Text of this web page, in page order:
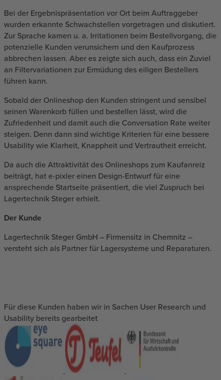
Bei der Ergebnispräsentation vor Ort beim Auftraggeber
wurden erkannte Schwachstellen vorgetragen und diskutiert.
Zur Sprache kamen u. a. Irritationen beim Bestellvorgang, die
potenzielle Kunden verunsichern und den Kaufprozess
abbrechen lassen. Aber es zeigte sich auch, dass ein Zuviel
an Filtervariationen zur Ermüdung des eiligen Bestellers
führen kann.
Sobald der Onlineshop den Kunden stringent und sensibel
seinen Warenkorb füllen und bestellen lässt, wird die
Zufriedenheit und damit auch die Conversation Rate weiter
steigen. Denn dann sind wichtige Kriterien für eine bessere
Usability wie Klarheit, Knappheit und Vertrautheit erreicht.
Da auch die Attraktivität des Onlineshops zum Kaufanreiz
beiträgt, hat e-pixler einen Design-Entwurf für eine
ansprechende Startseite präsentiert, die viel Zuspruch bei
Lagertechnik Steger erhielt.
Der Kunde
Lagertechnik Steger GmbH – Firmensitz in Chemnitz –
versteht sich als Partner für Lagersysteme und Reparaturen.
Für diese Kunden haben wir in Sachen User Research und
Usability bereits gearbeitet